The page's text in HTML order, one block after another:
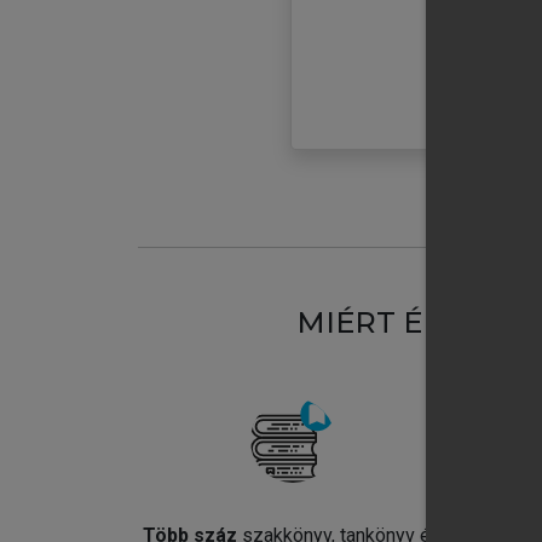
MIÉRT
Több száz szakkönyv, tankönyv és